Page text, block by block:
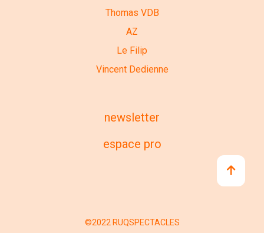
Thomas VDB
AZ
Le Filip
Vincent Dedienne
newsletter
espace pro
©2022 RUQSPECTACLES